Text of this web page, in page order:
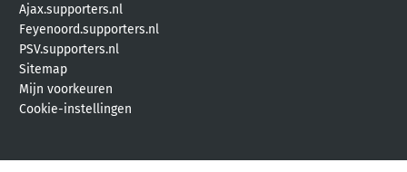
Ajax.supporters.nl
Feyenoord.supporters.nl
PSV.supporters.nl
Sitemap
Mijn voorkeuren
Cookie-instellingen